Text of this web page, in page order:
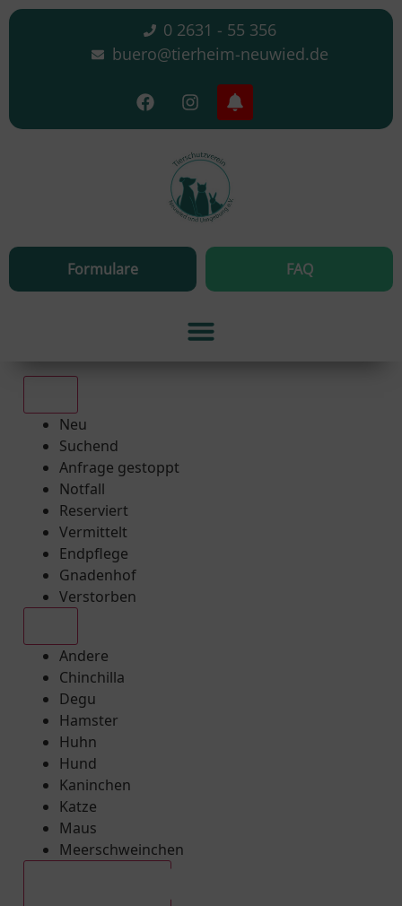
0 2631 - 55 356
buero@tierheim-neuwied.de
Formulare FAQ
Neu
Suchend
Anfrage gestoppt
Notfall
Reserviert
Vermittelt
Endpflege
Gnadenhof
Verstorben
Andere
Chinchilla
Degu
Hamster
Huhn
Hund
Kaninchen
Katze
Maus
Meerschweinchen